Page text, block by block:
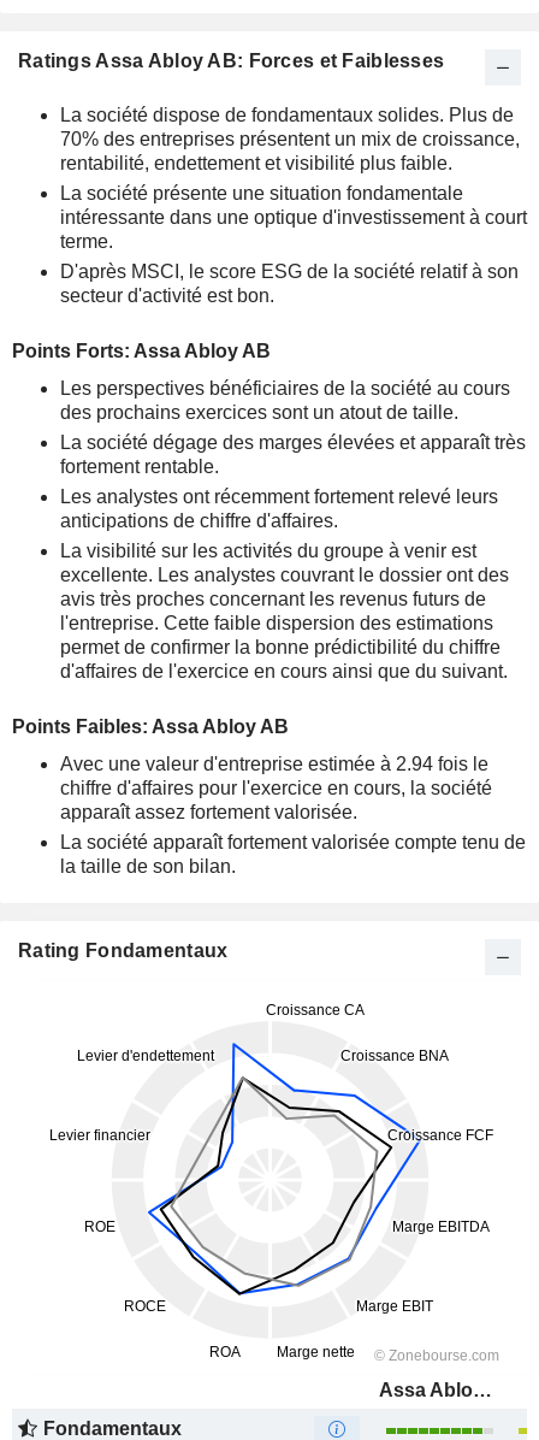
Ratings Assa Abloy AB: Forces et Faiblesses
La société dispose de fondamentaux solides. Plus de
70% des entreprises présentent un mix de croissance,
rentabilité, endettement et visibilité plus faible.
La société présente une situation fondamentale
intéressante dans une optique d'investissement à court
terme.
D'après MSCI, le score ESG de la société relatif à son
secteur d'activité est bon.
Points Forts: Assa Abloy AB
Les perspectives bénéficiaires de la société au cours
des prochains exercices sont un atout de taille.
La société dégage des marges élevées et apparaît très
fortement rentable.
Les analystes ont récemment fortement relevé leurs
anticipations de chiffre d'affaires.
La visibilité sur les activités du groupe à venir est
excellente. Les analystes couvrant le dossier ont des
avis très proches concernant les revenus futurs de
l'entreprise. Cette faible dispersion des estimations
permet de confirmer la bonne prédictibilité du chiffre
d'affaires de l'exercice en cours ainsi que du suivant.
Points Faibles: Assa Abloy AB
Avec une valeur d'entreprise estimée à 2.94 fois le
chiffre d'affaires pour l'exercice en cours, la société
apparaît assez fortement valorisée.
La société apparaît fortement valorisée compte tenu de
la taille de son bilan.
Rating Fondamentaux
Assa Abloy AB
Fondamentaux